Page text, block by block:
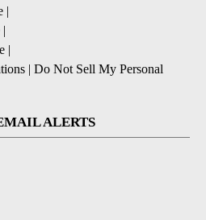
|
|
|
| Do Not Sell My Personal
ALERTS